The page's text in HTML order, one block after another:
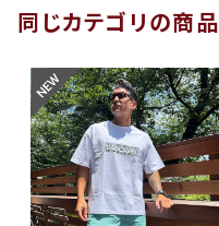
同じカテゴリの商品